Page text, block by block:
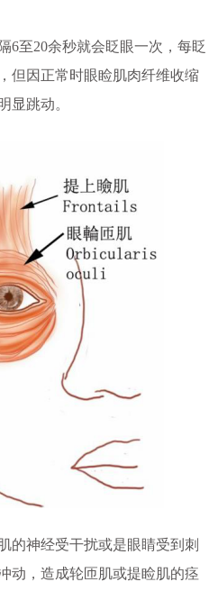
20余秒就会眨眼一次，每眨
但因正常时眼睑肌肉纤维收缩
显跳动。
神经受干扰或是眼睛受到刺
动，造成轮匝肌或提睑肌的痉